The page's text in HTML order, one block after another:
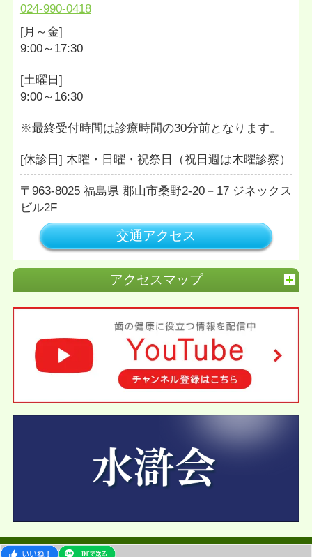
024-990-0418
[月～金]
9:00～17:30
[土曜日]
9:00～16:30
※最終受付時間は診療時間の30分前となります。
[休診日] 木曜・日曜・祝祭日（祝日週は木曜診察）
963-8025 福島県 郡山市桑野2-20－17 ジネックス
ビル2F
交通アクセス
アクセスマップ